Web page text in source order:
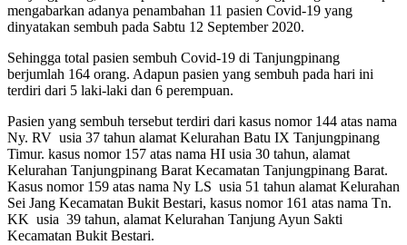
mengabarkan adanya penambahan 11 pasien Covid-19 yang
dinyatakan sembuh pada Sabtu 12 September 2020.
Sehingga total pasien sembuh Covid-19 di Tanjungpinang
berjumlah 164 orang. Adapun pasien yang sembuh pada hari ini
terdiri dari 5 laki-laki dan 6 perempuan.
Pasien yang sembuh tersebut terdiri dari kasus nomor 144 atas nama
Ny. RV usia 37 tahun alamat Kelurahan Batu IX Tanjungpinang
Timur. kasus nomor 157 atas nama HI usia 30 tahun, alamat
Kelurahan Tanjungpinang Barat Kecamatan Tanjungpinang Barat.
Kasus nomor 159 atas nama Ny LS usia 51 tahun alamat Kelurahan
Sei Jang Kecamatan Bukit Bestari, kasus nomor 161 atas nama Tn.
KK usia 39 tahun, alamat Kelurahan Tanjung Ayun Sakti
Kecamatan Bukit Bestari.